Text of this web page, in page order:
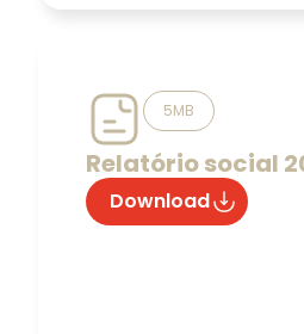
5MB
Relatório social
Download